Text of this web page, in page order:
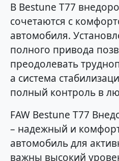
В Bestune T77
сочетаются с
автомобиля.
полного привода
преодолевать
а система
полный контроль в
FAW Bestune T77
– надежный и
автомобиль для
важны высокий